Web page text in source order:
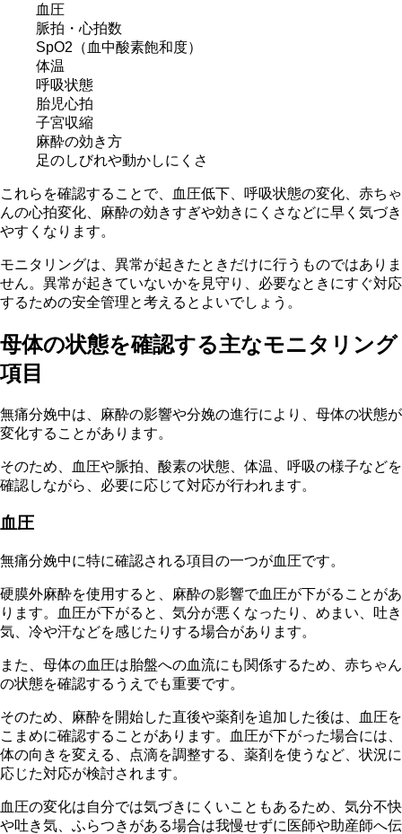
血圧
脈拍・心拍数
SpO2（血中酸素飽和度）
体温
呼吸状態
胎児心拍
子宮収縮
麻酔の効き方
足のしびれや動かしにくさ
これらを確認することで、血圧低下、呼吸状態の変化、赤ちゃ
んの心拍変化、麻酔の効きすぎや効きにくさなどに早く気づき
やすくなります。
モニタリングは、異常が起きたときだけに行うものではありま
せん。異常が起きていないかを見守り、必要なときにすぐ対応
するための安全管理と考えるとよいでしょう。
母体の状態を確認する主なモニタリング
項目
無痛分娩中は、麻酔の影響や分娩の進行により、母体の状態が
変化することがあります。
そのため、血圧や脈拍、酸素の状態、体温、呼吸の様子などを
確認しながら、必要に応じて対応が行われます。
血圧
無痛分娩中に特に確認される項目の一つが血圧です。
硬膜外麻酔を使用すると、麻酔の影響で血圧が下がることがあ
ります。血圧が下がると、気分が悪くなったり、めまい、吐き
気、冷や汗などを感じたりする場合があります。
また、母体の血圧は胎盤への血流にも関係するため、赤ちゃん
の状態を確認するうえでも重要です。
そのため、麻酔を開始した直後や薬剤を追加した後は、血圧を
こまめに確認することがあります。血圧が下がった場合には、
体の向きを変える、点滴を調整する、薬剤を使うなど、状況に
応じた対応が検討されます。
血圧の変化は自分では気づきにくいこともあるため、気分不快
や吐き気、ふらつきがある場合は我慢せずに医師や助産師へ伝